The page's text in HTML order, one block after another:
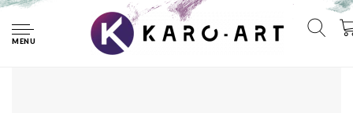
MENU
Fotobehang - Bergmeer in een vallei, premium print,
inclusief behanglijm